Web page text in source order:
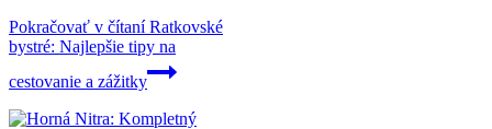
Pokračovať v čítaníRatkovské
bystré: Najlepšie tipy na
cestovanie a zážitky